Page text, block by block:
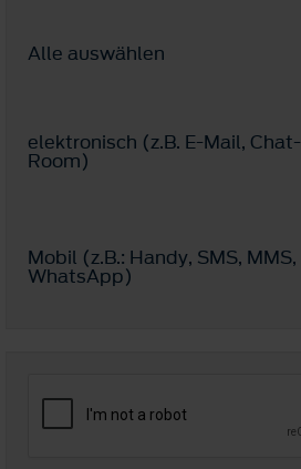
Alle auswählen
elektronisch (z.B. E-Mail, Chat-
Room)
Mobil (z.B.: Handy, SMS, MMS,
WhatsApp)